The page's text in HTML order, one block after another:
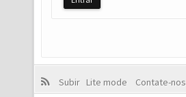
Subir Lite mode
Contate-nos